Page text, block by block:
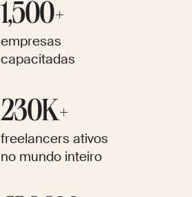
1,500+
empresas
capacitadas
230K+
freelancers ativos
no mundo inteiro